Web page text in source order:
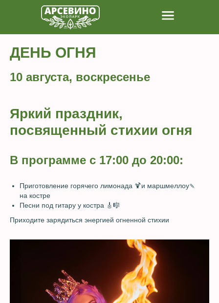
ДЕНЬ ОГНЯ
10 августа, воскресенье
Яркий праздник,
посвященный стихии огня
В программе с 17:00 до 20:00:
Приготовление горячего лимонада 🍹и маршмеллоу🍡
на костре
Песни под гитару у костра 🎸🎼
Приходите зарядиться энергией огненной стихии